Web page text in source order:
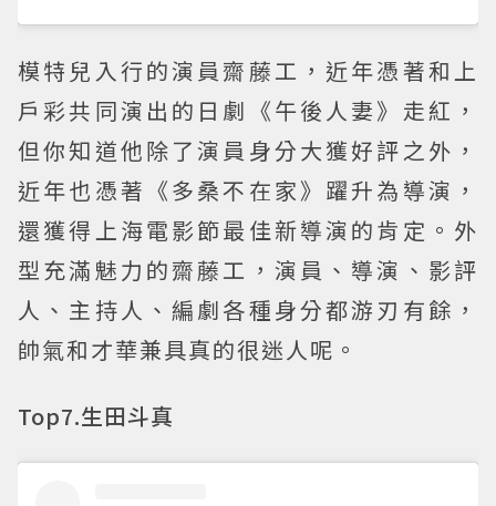
模特兒入行的演員齋藤工，近年憑著和上
戶彩共同演出的日劇《午後人妻》走紅，
但你知道他除了演員身分大獲好評之外，
近年也憑著《多桑不在家》躍升為導演，
還獲得上海電影節最佳新導演的肯定。外
型充滿魅力的齋藤工，演員、導演、影評
人、主持人、編劇各種身分都游刃有餘，
帥氣和才華兼具真的很迷人呢。
Top7.生田斗真